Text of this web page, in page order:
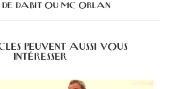
DE DABIT OU MC ORLAN
PEUVENT AUSSI VOUS
INTÉRESSER